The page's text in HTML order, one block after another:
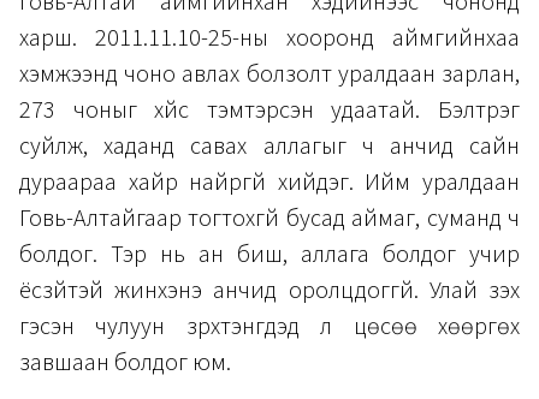
харш. 2011.11.10-25-ны хооронд аймгийнхаа
хэмжээнд чоно авлах болзолт уралдаан зарлан,
273 чоныг хүйс тэмтэрсэн удаатай. Бэлтрэг
суйлж, хаданд савах аллагыг ч анчид сайн
дураараа хайр найргүй хийдэг. Ийм уралдаан
Говь-Алтайгаар тогтохгүй бусад аймаг, суманд ч
болдог. Тэр нь ан биш, аллага болдог учир
ёсзүйтэй жинхэнэ анчид оролцдоггүй. Улай үзэх
гэсэн чулуун зүрхтэнгүүдэд л цөсөө хөөргөх
завшаан болдог юм.